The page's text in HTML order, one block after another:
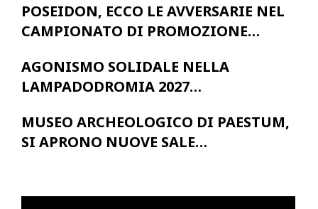
POSEIDON, ECCO LE AVVERSARIE NEL
CAMPIONATO DI PROMOZIONE…
AGONISMO SOLIDALE NELLA
LAMPADODROMIA 2027…
MUSEO ARCHEOLOGICO DI PAESTUM,
SI APRONO NUOVE SALE…